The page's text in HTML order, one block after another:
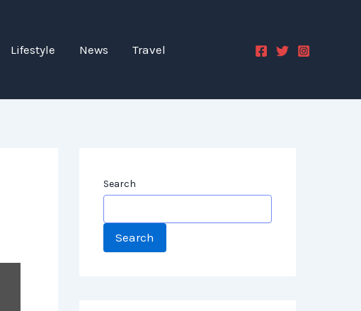
Lifestyle News Travel
Search
Search